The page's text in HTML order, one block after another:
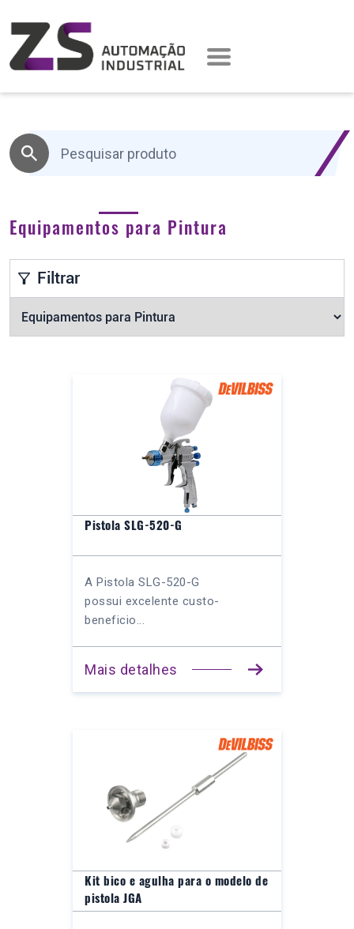
Equipamentos para Pintura
Filtrar
Pistola SLG-520-G
A Pistola SLG-520-G
possui excelente custo-
beneficio...
Mais detalhes
Kit bico e agulha para o modelo de
pistola JGA